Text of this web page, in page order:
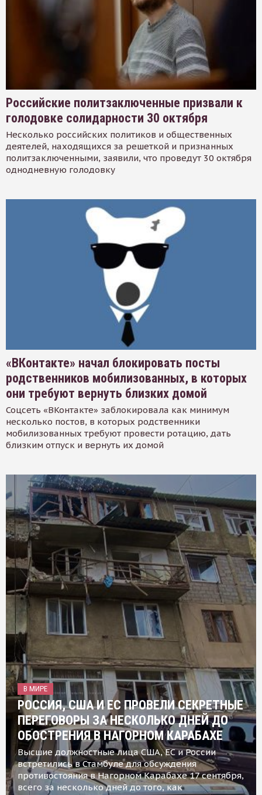
Российские политзаключенные призвали к
голодовке солидарности 30 октября
Несколько российских политиков и общественных
деятелей, находящихся за решеткой и признанных
политзаключенными, заявили, что проведут 30 октября
однодневную голодовку
«ВКонтакте» начал блокировать посты
родственников мобилизованных, в которых
они требуют вернуть близких домой
Соцсеть «ВКонтакте» заблокировала как минимум
несколько постов, в которых родственники
мобилизованных требуют провести ротацию, дать
близким отпуск и вернуть их домой
В МИРЕ
РОССИЯ, США И ЕС ПРОВЕЛИ СЕКРЕТНЫЕ
ПЕРЕГОВОРЫ ЗА НЕСКОЛЬКО ДНЕЙ ДО
ОБОСТРЕНИЯ В НАГОРНОМ КАРАБАХЕ
Высшие должностные лица США, ЕС и России
встретились в Стамбуле для обсуждения
противостояния в Нагорном Карабахе 17 сентября,
всего за несколько дней до того, как